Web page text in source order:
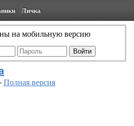
Личка
на мобильную версию
Полная версия